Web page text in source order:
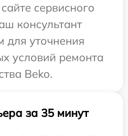
сервисного
консультант
для уточнения
условий ремонта
Beko.
за 35 минут